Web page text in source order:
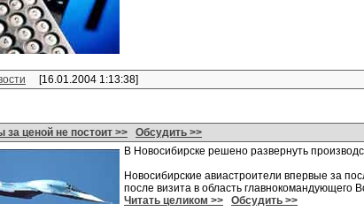
[16.01.2004 1:13:38]
за ценой не постоит >>
Обсудить >>
В Новосибирске решено развернуть
Новосибирские авиастроители впервые за
после визита в область
Читать целиком >>
Обсудить >>